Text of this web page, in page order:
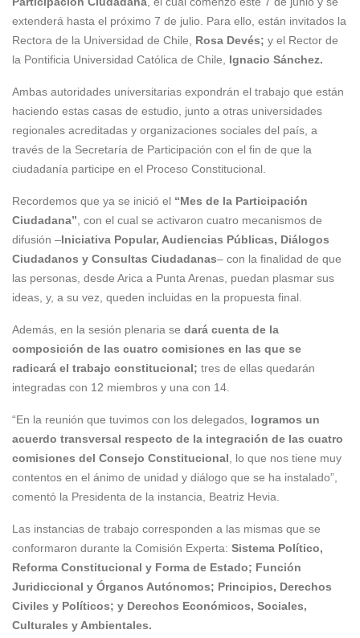
extenderá hasta el próximo 7 de julio. Para ello, están invitados la
Rectora de la Universidad de Chile, Rosa Devés; y el Rector de
la Pontificia Universidad Católica de Chile, Ignacio Sánchez.
Ambas autoridades universitarias expondrán el trabajo que están
haciendo estas casas de estudio, junto a otras universidades
regionales acreditadas y organizaciones sociales del país, a
través de la Secretaría de Participación con el fin de que la
ciudadanía participe en el Proceso Constitucional.
Recordemos que ya se inició el “Mes de la Participación
Ciudadana”, con el cual se activaron cuatro mecanismos de
difusión –Iniciativa Popular, Audiencias Públicas, Diálogos
Ciudadanos y Consultas Ciudadanas– con la finalidad de que
las personas, desde Arica a Punta Arenas, puedan plasmar sus
ideas, y, a su vez, queden incluidas en la propuesta final.
Además, en la sesión plenaria se dará cuenta de la
composición de las cuatro comisiones en las que se
radicará el trabajo constitucional; tres de ellas quedarán
integradas con 12 miembros y una con 14.
“En la reunión que tuvimos con los delegados, logramos un
acuerdo transversal respecto de la integración de las cuatro
comisiones del Consejo Constitucional, lo que nos tiene muy
contentos en el ánimo de unidad y diálogo que se ha instalado”,
comentó la Presidenta de la instancia, Beatriz Hevia.
Las instancias de trabajo corresponden a las mismas que se
conformaron durante la Comisión Experta: Sistema Político,
Reforma Constitucional y Forma de Estado; Función
Juridiccional y Órganos Autónomos; Principios, Derechos
Civiles y Políticos; y Derechos Económicos, Sociales,
Culturales y Ambientales.